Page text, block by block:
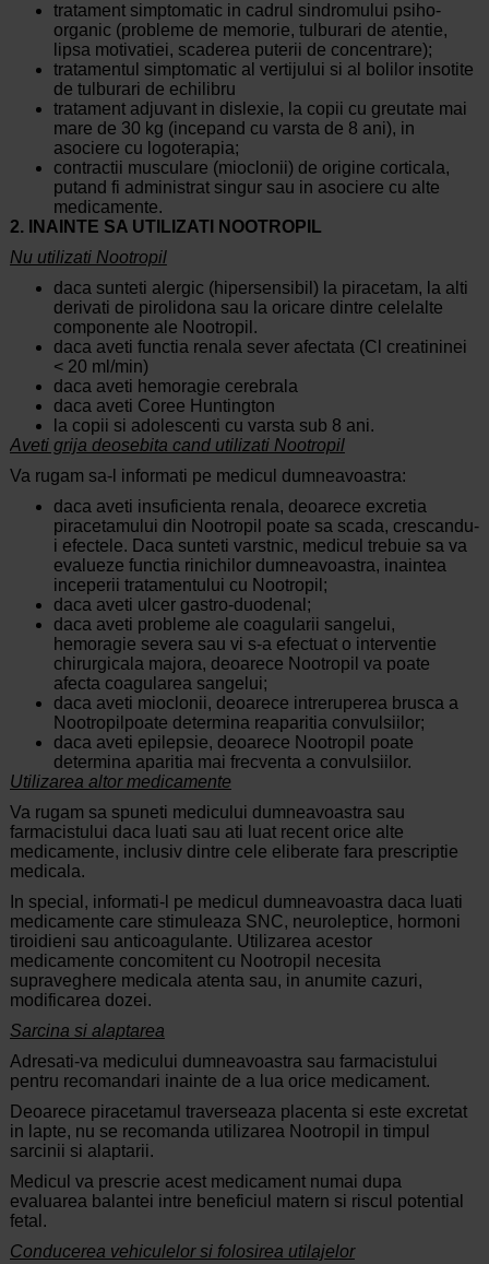
tratament simptomatic in cadrul sindromului psiho-
organic (probleme de memorie, tulburari de atentie,
lipsa motivatiei, scaderea puterii de concentrare);
tratamentul simptomatic al vertijului si al bolilor insotite
de tulburari de echilibru
tratament adjuvant in dislexie, la copii cu greutate mai
mare de 30 kg (incepand cu varsta de 8 ani), in
asociere cu logoterapia;
contractii musculare (mioclonii) de origine corticala,
putand fi administrat singur sau in asociere cu alte
medicamente.
2. INAINTE SA UTILIZATI NOOTROPIL
Nu utilizati Nootropil
daca sunteti alergic (hipersensibil) la piracetam, la alti
derivati de pirolidona sau la oricare dintre celelalte
componente ale Nootropil.
daca aveti functia renala sever afectata (Cl creatininei
< 20 ml/min)
daca aveti hemoragie cerebrala
daca aveti Coree Huntington
la copii si adolescenti cu varsta sub 8 ani.
Aveti grija deosebita cand utilizati Nootropil
Va rugam sa-l informati pe medicul dumneavoastra:
daca aveti insuficienta renala, deoarece excretia
piracetamului din Nootropil poate sa scada, crescandu-
i efectele. Daca sunteti varstnic, medicul trebuie sa va
evalueze functia rinichilor dumneavoastra, inaintea
inceperii tratamentului cu Nootropil;
daca aveti ulcer gastro-duodenal;
daca aveti probleme ale coagularii sangelui,
hemoragie severa sau vi s-a efectuat o interventie
chirurgicala majora, deoarece Nootropil va poate
afecta coagularea sangelui;
daca aveti mioclonii, deoarece intreruperea brusca a
Nootropilpoate determina reaparitia convulsiilor;
daca aveti epilepsie, deoarece Nootropil poate
determina aparitia mai frecventa a convulsiilor.
Utilizarea altor medicamente
Va rugam sa spuneti medicului dumneavoastra sau
farmacistului daca luati sau ati luat recent orice alte
medicamente, inclusiv dintre cele eliberate fara prescriptie
medicala.
In special, informati-l pe medicul dumneavoastra daca luati
medicamente care stimuleaza SNC, neuroleptice, hormoni
tiroidieni sau anticoagulante. Utilizarea acestor
medicamente concomitent cu Nootropil necesita
supraveghere medicala atenta sau, in anumite cazuri,
modificarea dozei.
Sarcina si alaptarea
Adresati-va medicului dumneavoastra sau farmacistului
pentru recomandari inainte de a lua orice medicament.
Deoarece piracetamul traverseaza placenta si este excretat
in lapte, nu se recomanda utilizarea Nootropil in timpul
sarcinii si alaptarii.
Medicul va prescrie acest medicament numai dupa
evaluarea balantei intre beneficiul matern si riscul potential
fetal.
Conducerea vehiculelor si folosirea utilajelor